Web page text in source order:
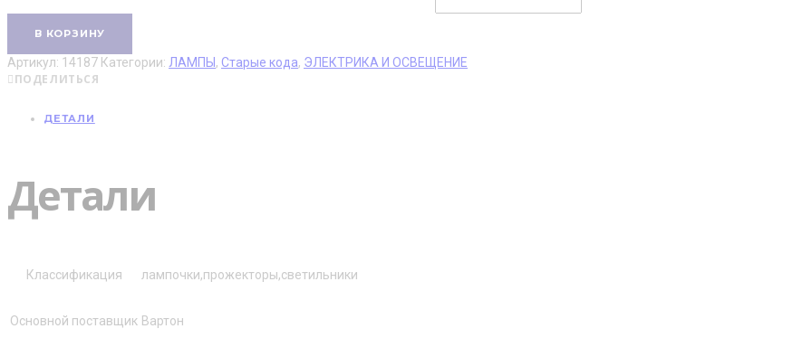
В КОРЗИНУ
Артикул: 14187 Категории: ЛАМПЫ , Старые кода, ЭЛЕКТРИКА И ОСВЕЩЕНИЕ
ПОДЕЛИТЬСЯ
ДЕТАЛИ
Детали
Классификация лампочки,прожекторы,светильники
Основной поставщик Вартон